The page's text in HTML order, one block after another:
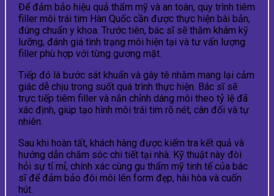
Để đảm bảo hiệu quả thẩm mỹ và an toàn, quy trình tiêm
filler môi trái tim Hàn Quốc cần được thực hiện bài bản,
đúng chuẩn y khoa. Trước tiên, bác sĩ sẽ thăm khám kỹ
lưỡng, đánh giá tình trạng môi hiện tại và tư vấn lượng
filler phù hợp với từng gương mặt.
Tiếp đó là bước sát khuẩn và gây tê nhằm mang lại cảm
giác dễ chịu trong suốt quá trình thực hiện. Bác sĩ sẽ
trực tiếp tiêm filler và nắn chỉnh dáng môi theo tỷ lệ đã
xác định, giúp tạo hình môi trái tim rõ nét, cân đối và tự
nhiên.
Sau khi hoàn tất, khách hàng được kiểm tra kết quả và
hướng dẫn chăm sóc chi tiết tại nhà. Kỹ thuật này đòi
hỏi sự tỉ mỉ, chính xác cùng gu thẩm mỹ tinh tế của bác
sĩ để đảm bảo đôi môi lên form đẹp, hài hòa và cuốn
hút.